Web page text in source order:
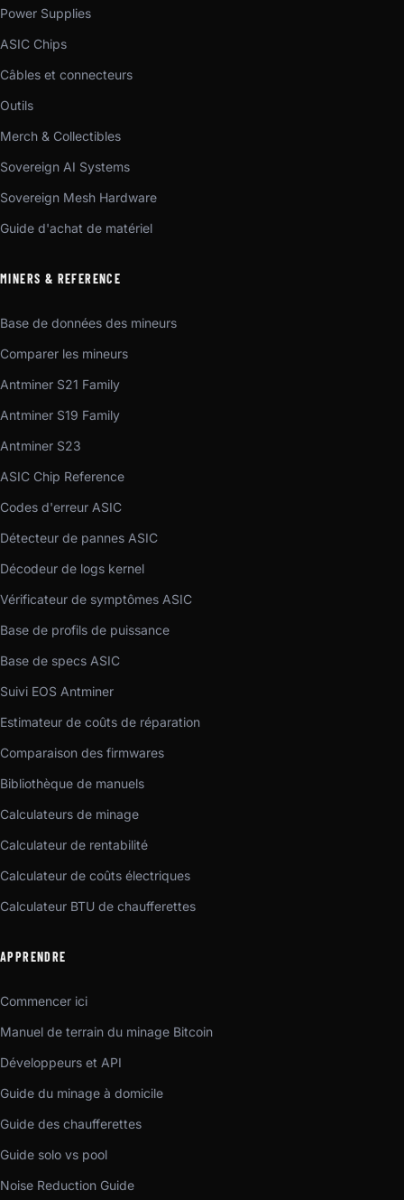
Power Supplies
ASIC Chips
Câbles et connecteurs
Outils
Merch & Collectibles
Sovereign AI Systems
Sovereign Mesh Hardware
Guide d'achat de matériel
MINERS & REFERENCE
Base de données des mineurs
Comparer les mineurs
Antminer S21 Family
Antminer S19 Family
Antminer S23
ASIC Chip Reference
Codes d'erreur ASIC
Détecteur de pannes ASIC
Décodeur de logs kernel
Vérificateur de symptômes ASIC
Base de profils de puissance
Base de specs ASIC
Suivi EOS Antminer
Estimateur de coûts de réparation
Comparaison des firmwares
Bibliothèque de manuels
Calculateurs de minage
Calculateur de rentabilité
Calculateur de coûts électriques
Calculateur BTU de chaufferettes
APPRENDRE
Commencer ici
Manuel de terrain du minage Bitcoin
Développeurs et API
Guide du minage à domicile
Guide des chaufferettes
Guide solo vs pool
Noise Reduction Guide